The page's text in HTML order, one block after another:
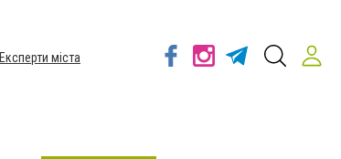
Експерти міста